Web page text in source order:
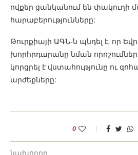
ովքեր ցանկանում են փակուղի
հարաբերությունները:
Թուրքիայի ԱԳՆ-ն պնդել է, որ
խորհրդարանը նման
կորցրել է վստահությունը ու
արժեքները:
0
նախորդը